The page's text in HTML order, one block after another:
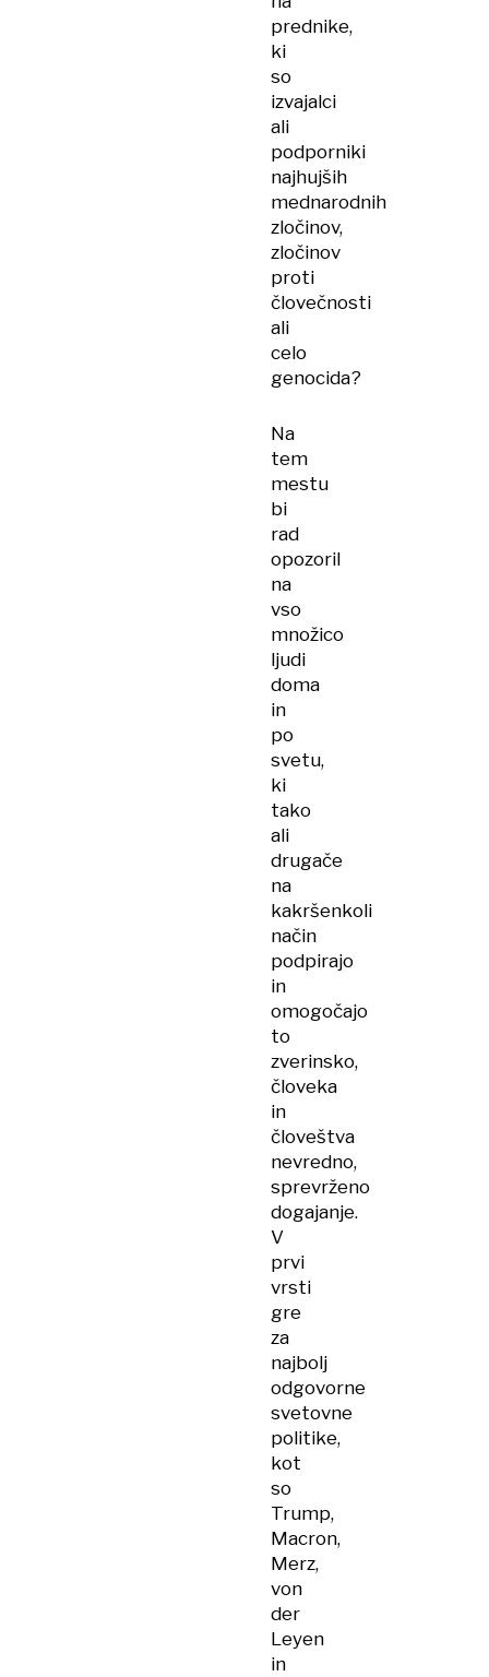
prednike,
ki
so
izvajalci
ali
podporniki
najhujših
mednarodnih
zločinov,
zločinov
proti
človečnosti
ali
celo
genocida?
Na
tem
mestu
bi
rad
opozoril
na
vso
množico
ljudi
doma
in
po
svetu,
ki
tako
ali
drugače
na
kakršenkoli
način
podpirajo
in
omogočajo
to
zverinsko,
človeka
in
človeštva
nevredno,
sprevrženo
dogajanje.
V
prvi
vrsti
gre
za
najbolj
odgovorne
svetovne
politike,
kot
so
Trump,
Macron,
Merz,
von
der
Leyen
in